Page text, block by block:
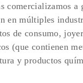
comercializamos
en múltiples
de consumo,
(que contienen
y productos